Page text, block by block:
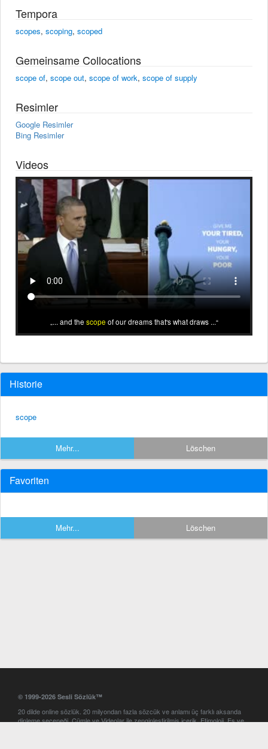
Tempora
scopes, scoping, scoped
Gemeinsame Collocations
scope of, scope out, scope of work, scope of supply
Resimler
Google Resimler
Bing Resimler
Videos
... and the scope of our dreams that's what draws ...
Historie
scope
Mehr... Löschen
Favoriten
Mehr... Löschen
© 1999-2026 Sesli Sözlük™
20 dilde online sözlük. 20 milyondan fazla sözcük ve anlamı üç farklı aksanda
dinleme seçeneği. Cümle ve Videolar ile zenginleştirilmiş içerik. Etimoloji, Eş ve